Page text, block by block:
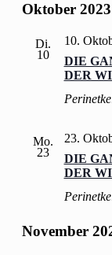
Oktober 2023
Di.
10
DIE
DER
10.
Mo.
23
DIE
DER
23.
November